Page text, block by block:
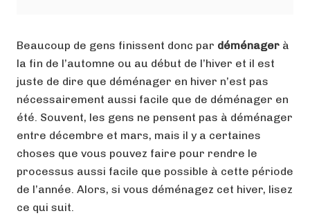
Beaucoup de gens finissent donc par déménager à
la fin de l’automne ou au début de l’hiver et il est
juste de dire que déménager en hiver n’est pas
nécessairement aussi facile que de déménager en
été. Souvent, les gens ne pensent pas à déménager
entre décembre et mars, mais il y a certaines
choses que vous pouvez faire pour rendre le
processus aussi facile que possible à cette période
de l’année. Alors, si vous déménagez cet hiver, lisez
ce qui suit.